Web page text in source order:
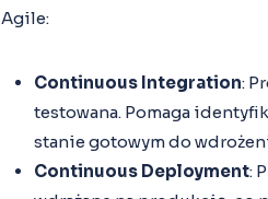
Agile:
Continuous Integration:
testowana. Pomaga
stanie gotowym do
Continuous Deployment: